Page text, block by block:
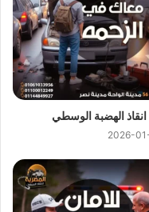
حيث اننا نوفر لك
اوناش انقاذ سيارات
فينقل سياراتالي
اليها.
الهضبة الوسطي
2026-